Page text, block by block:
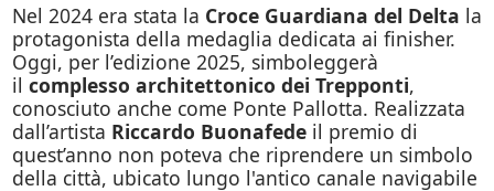
Nel 2024 era stata la Croce Guardiana del Delta la
protagonista della medaglia dedicata ai finisher.
Oggi, per l’edizione 2025, simboleggerà
il complesso architettonico dei Trepponti,
conosciuto anche come Ponte Pallotta. Realizzata
dall’artista Riccardo Buonafedeil premio di
quest’anno non poteva che riprendere un simbolo
della città, ubicato lungo l'antico canale navigabile